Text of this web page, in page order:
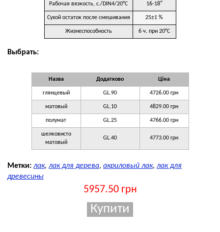
Рабочая вязкость, с./DIN4/20°C 16-18″
Сухой остаток после смешивания 25±1 %
Жизнеспособность 6 ч. при 20°C
Выбрать:
Назва Додатково Ціна
глянцевый GL.90 4726.00 грн
матовый GL.10 4829.00 грн
полумат GL.25 4766.00 грн
шелковисто
матовый
GL.40 4773.00 грн
Метки: лак, лак для дерева, акриловый лак, лак для
древесины
5957.50 грн